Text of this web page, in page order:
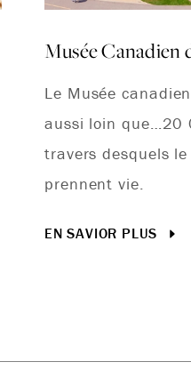
Musée Canadien
Le Musée
aussi loin que…20
travers desquels
prennent vie.
EN SAVIOR PLUS